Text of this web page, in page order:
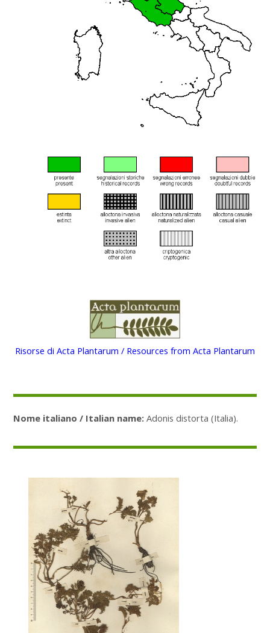
Risorse di Acta Plantarum / Resources from Acta Plantarum
Nome italiano / Italian name:Adonis distorta (Italia).